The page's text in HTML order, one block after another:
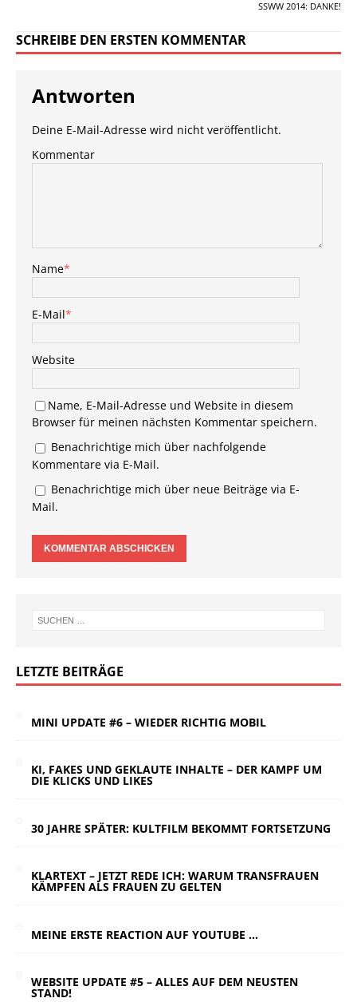
SSWW 2014: DANKE!
SCHREIBE DEN ERSTEN KOMMENTAR
Antworten
Deine E-Mail-Adresse wird nicht veröffentlicht.
Kommentar
Name*
E-Mail*
Website
Name, E-Mail-Adresse und Website in diesem
Browser für meinen nächsten Kommentar speichern.
Benachrichtige mich über nachfolgende
Kommentare via E-Mail.
Benachrichtige mich über neue Beiträge via E-
Mail.
LETZTE BEITRÄGE
MINI UPDATE #6 – WIEDER RICHTIG MOBIL
KI, FAKES UND GEKLAUTE INHALTE – DER KAMPF UM
DIE KLICKS UND LIKES
30 JAHRE SPÄTER: KULTFILM BEKOMMT FORTSETZUNG
KLARTEXT – JETZT REDE ICH: WARUM TRANSFRAUEN
KÄMPFEN ALS FRAUEN ZU GELTEN
MEINE ERSTE REACTION AUF YOUTUBE …
WEBSITE UPDATE #5 – ALLES AUF DEM NEUSTEN
STAND!